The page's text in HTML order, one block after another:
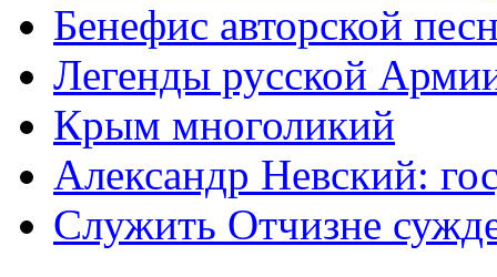
Бенефис авторской
Легенды русской
Крым многоликий
Александр Невский:
Служить Отчизне